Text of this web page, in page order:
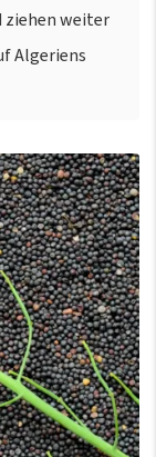
ziehen weiter
Algeriens